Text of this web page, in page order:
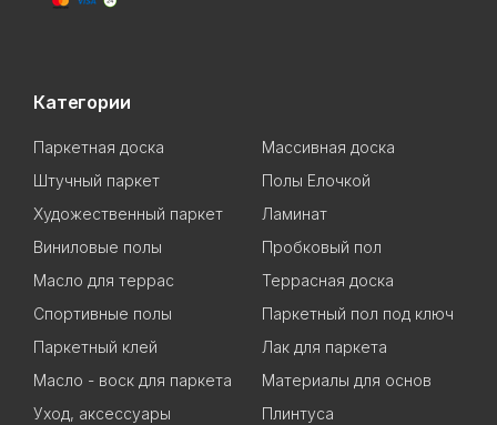
Категории
Паркетная доска
Массивная доска
Штучный паркет
Полы Елочкой
Художественный паркет
Ламинат
Виниловые полы
Пробковый пол
Масло для террас
Террасная доска
Спортивные полы
Паркетный пол под ключ
Паркетный клей
Лак для паркета
Масло - воск для паркета
Материалы для основ
Уход, аксессуары
Плинтуса